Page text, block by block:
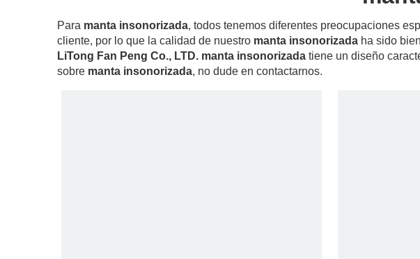
Para manta insonorizada, todos tenemos diferentes preocupaciones
cliente, por lo que la calidad de nuestro manta insonorizada ha sido
LiTong Fan Peng Co., LTD. manta insonorizada tiene un diseño
sobre manta insonorizada, no dude en contactarnos.